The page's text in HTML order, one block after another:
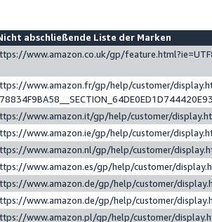
abschließende Liste der Marken
www.amazon.co.uk/gp/
www.amazon.fr/gp/help/customer/
www.amazon.it/gp/help/customer/
www.amazon.ie/gp/help/customer/
www.amazon.nl/gp/help/customer/
www.amazon.es/gp/help/customer/
www.amazon.de/gp/help/customer/
www.amazon.de/gp/help/customer/
www.amazon.pl/gp/help/customer/